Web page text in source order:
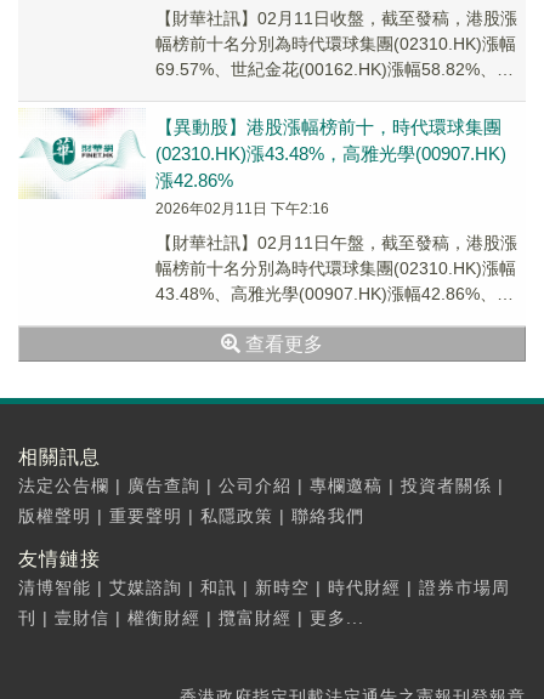
【財華社訊】02月11日收盤，截至發稿，港股漲
幅榜前十名分別為時代環球集團(02310.HK)漲幅
69.57%、世紀金花(00162.HK)漲幅58.82%、榮
【異動股】港股漲幅榜前十，時代環球集團
(02310.HK)漲43.48%，高雅光學(00907.HK)
漲42.86%
2026年02月11日 下午2:16
【財華社訊】02月11日午盤，截至發稿，港股漲
幅榜前十名分別為時代環球集團(02310.HK)漲幅
43.48%、高雅光學(00907.HK)漲幅42.86%、嘉
查看更多
相關訊息
法定公告欄 | 廣告查詢 | 公司介紹 | 專欄邀稿 | 投資者關係 |
版權聲明 | 重要聲明 | 私隱政策 | 聯絡我們
友情鏈接
清博智能 | 艾媒諮詢 | 和訊 | 新時空 | 時代財經 | 證券市場周
刊
| 壹財信 | 權衡財經 | 攬富財經 | 更多...